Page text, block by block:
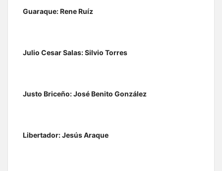
Guaraque: Rene Ruíz
Julio Cesar Salas: Silvio Torres
Justo Briceño: José Benito González
Libertador: Jesús Araque